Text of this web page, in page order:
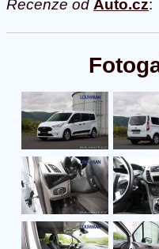
Recenze od Auto.cz: